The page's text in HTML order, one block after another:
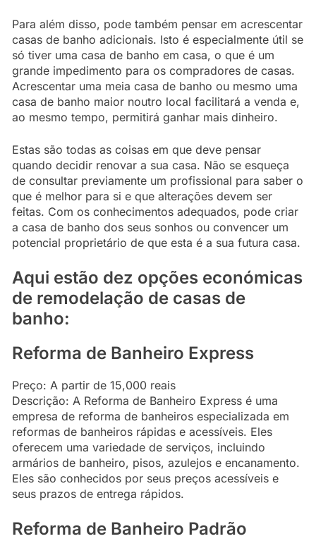
Para além disso, pode também pensar em acrescentar
casas de banho adicionais. Isto é especialmente útil se
só tiver uma casa de banho em casa, o que é um
grande impedimento para os compradores de casas.
Acrescentar uma meia casa de banho ou mesmo uma
casa de banho maior noutro local facilitará a venda e,
ao mesmo tempo, permitirá ganhar mais dinheiro.
Estas são todas as coisas em que deve pensar
quando decidir renovar a sua casa. Não se esqueça
de consultar previamente um profissional para saber o
que é melhor para si e que alterações devem ser
feitas. Com os conhecimentos adequados, pode criar
a casa de banho dos seus sonhos ou convencer um
potencial proprietário de que esta é a sua futura casa.
Aqui estão dez opções económicas
de remodelação de casas de
banho:
Reforma de Banheiro Express
Preço: A partir de 15,000 reais
Descrição: A Reforma de Banheiro Express é uma
empresa de reforma de banheiros especializada em
reformas de banheiros rápidas e acessíveis. Eles
oferecem uma variedade de serviços, incluindo
armários de banheiro, pisos, azulejos e encanamento.
Eles são conhecidos por seus preços acessíveis e
seus prazos de entrega rápidos.
Reforma de Banheiro Padrão